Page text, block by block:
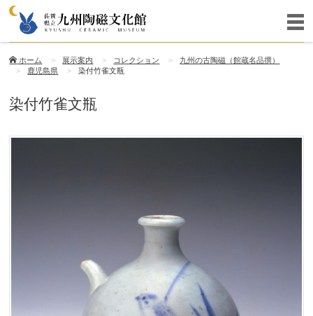
ホーム 展示案内 コレクション
九州の古陶磁（館蔵名品撰）
鹿児島県
染付竹雀文瓶
染付竹雀文瓶